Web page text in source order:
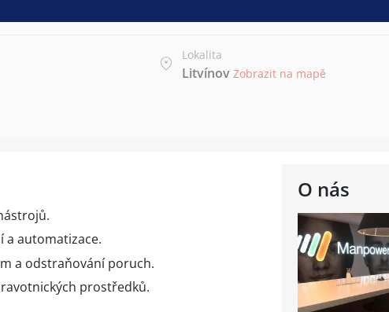
Lokalita
Litvínov Zobrazit na mapě
O nás
a automatizace.
a odstraňování poruch.
prostředků.